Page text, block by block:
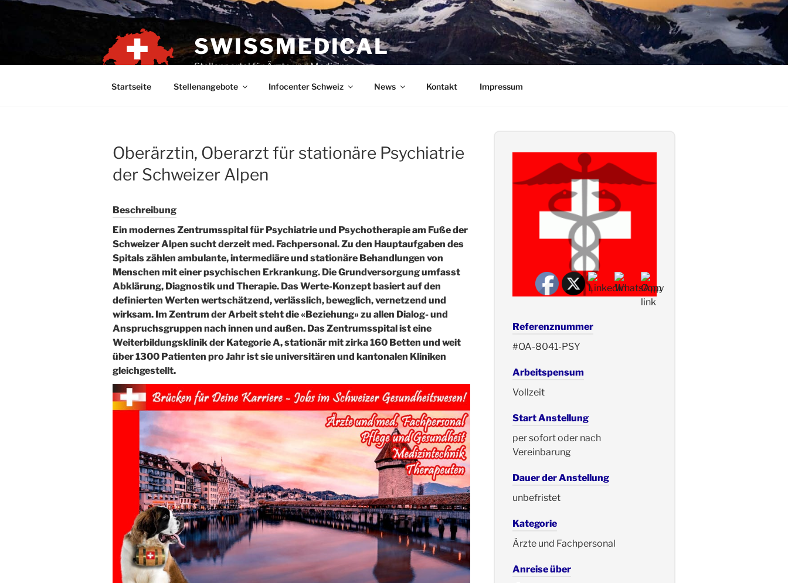
SWISSMEDICAL
Stellenportal für Ärzte und Mediziner
Startseite Stellenangebote Infocenter Schweiz News Kontakt Impressum
Oberärztin, Oberarzt für stationäre Psychiatrie
der Schweizer Alpen
Beschreibung
Ein modernes Zentrumsspital für Psychiatrie und Psychotherapie am Fuße der
Schweizer Alpen sucht derzeit med. Fachpersonal. Zu den Hauptaufgaben des
Spitals zählen ambulante, intermediäre und stationäre Behandlungen von
Menschen mit einer psychischen Erkrankung. Die Grundversorgung umfasst
Abklärung, Diagnostik und Therapie. Das Werte-Konzept basiert auf den
definierten Werten wertschätzend, verlässlich, beweglich, vernetzend und
wirksam. Im Zentrum der Arbeit steht die «Beziehung» zu allen Dialog- und
Anspruchsgruppen nach innen und außen. Das Zentrumsspital ist eine
Weiterbildungsklinik der Kategorie A, stationär mit zirka 160 Betten und weit
über 1300 Patienten pro Jahr ist sie universitären und kantonalen Kliniken
gleichgestellt.
Referenznummer
#OA-8041-PSY
Arbeitspensum
Vollzeit
Start Anstellung
per sofort oder nach
Vereinbarung
Dauer der Anstellung
unbefristet
Kategorie
Ärzte und Fachpersonal
Anreise über